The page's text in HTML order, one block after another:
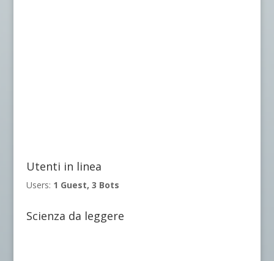
Utenti in linea
Users: 1 Guest, 3 Bots
Scienza da leggere